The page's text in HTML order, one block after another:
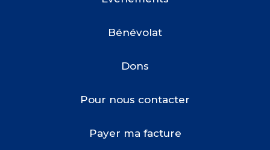
Bénévolat
Dons
Pour nous contacter
Payer ma facture